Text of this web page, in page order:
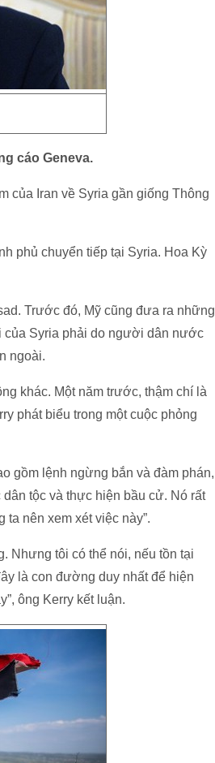
cáo Geneva.
của Iran về Syria gần giống Thông
phủ chuyển tiếp tại Syria. Hoa Kỳ
Trước đó, Mỹ cũng đưa ra những
của Syria phải do người dân nước
ngoài.
khác. Một năm trước, thậm chí là
phát biểu trong một cuộc phỏng
gồm lệnh ngừng bắn và đàm phán,
tộc và thực hiện bầu cử. Nó rất
nên xem xét việc này”.
Nhưng tôi có thể nói, nếu tồn tại
là con đường duy nhất để hiện
ông Kerry kết luận.